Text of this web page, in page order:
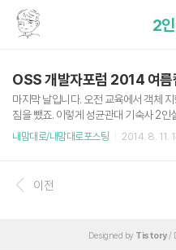
2
OSS 개발자포럼 2014 여
마지막 날입니다. 오전 교육에서 객체
짐을 뺐죠. 이렇게 성균관대 기숙사 2인
사님의 특강과 pygame 에 대해 배웠는
Script형태로 구동되는 스칼라 프로그
리고 국내에서는 여전히 Java가 짱짱
내맘대로/내맘대로포스팅 2014. 8. 11.
이전
Designed by Tistory/